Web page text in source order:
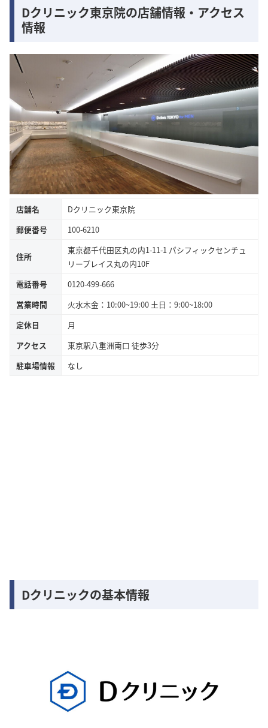
Dクリニック東京院の店舗情報・アクセス
情報
店舗名
Dクリニック東京院
郵便番号
100-6210
住所
東京都千代田区丸の内1-11-1 パシフィックセンチュ
リープレイス丸の内10F
電話番号
0120-499-666
営業時間
火水木金：10:00~19:00 土日：9:00~18:00
定休日
月
アクセス
東京駅八重洲南口 徒歩3分
駐車場情報
なし
Dクリニックの基本情報